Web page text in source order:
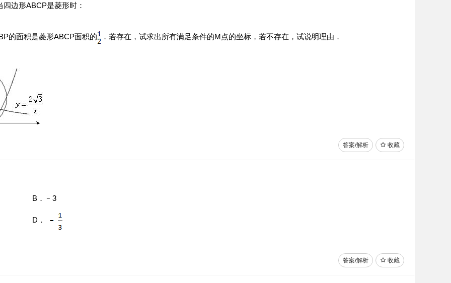
边形ABCP是菱形时：
的面积是菱形ABCP面积的 ．若存在，试求出所有满足条件的M点的坐标，若不存在，试说明理由．
收藏
答案/解析
B．﹣3
D．
收藏
答案/解析